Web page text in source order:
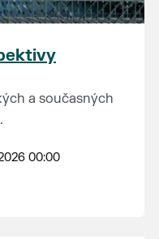
a současných
00:00